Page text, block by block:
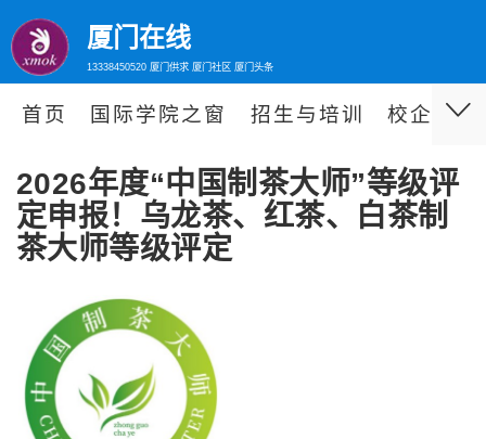
厦门在线
13338450520 厦门供求 厦门社区 厦门头条
首页 国际学院之窗 招生与培训 校企合作
2026年度“中国制茶大师”等级评
定申报！乌龙茶、红茶、白茶制
茶大师等级评定